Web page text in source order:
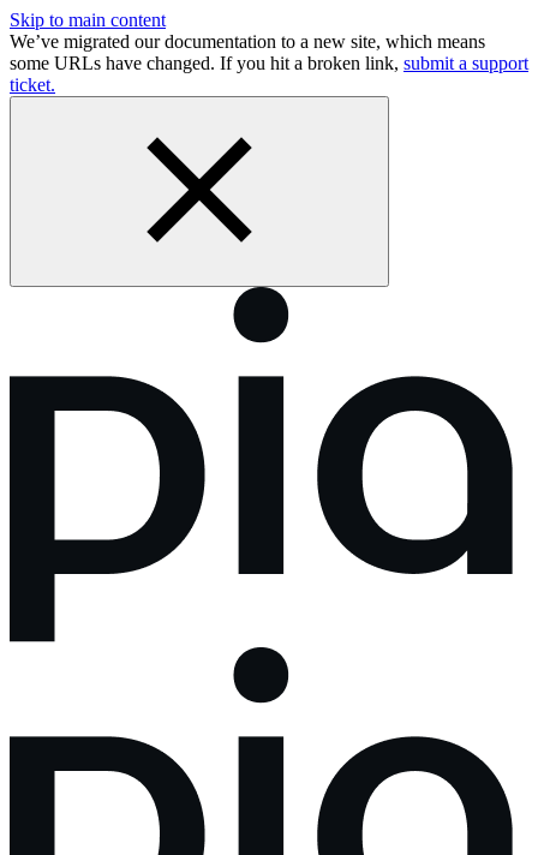
Skip to main content
We’ve migrated our documentation to a new site, which means
some URLs have changed. If you hit a broken link, submit a support
ticket.